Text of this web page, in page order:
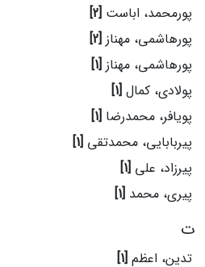
پورمحمد، اباست [2]
پورهاشمی، مهناز [2]
پورهاشمی، مهناز [1]
پولادی، کمال [1]
پویافر، محمدرضا [1]
پیربابایی، محمدتقی [1]
پیرزاد، علی [1]
پیری، محمد [1]
ت
تدین، اعظم [1]